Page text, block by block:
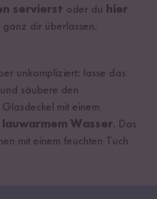
servierst oder du hier
ganz dir überlassen.
unkompliziert: lasse das
und säubere den
mit einem
Wasser. Das
mit einem feuchten Tuch